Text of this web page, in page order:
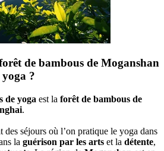
de bambous de Moganshan
?
de yoga est la forêt de bambous de
.
des séjours où l’on pratique le yoga dans
la guérison par les arts et la détente,